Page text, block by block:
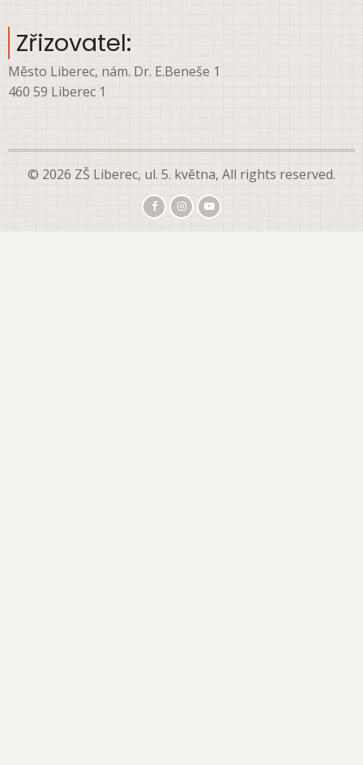
Zřizovatel:
Město Liberec, nám. Dr. E.Beneše 1
460 59 Liberec 1
© 2026 ZŠ Liberec, ul. 5. května, All rights reserved.